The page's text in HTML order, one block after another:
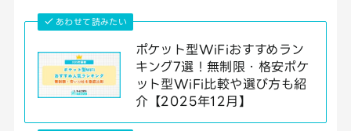
あわせて読みたい
ポケット型WiFiおすすめラン
キング7選！無制限・格安ポケ
ット型WiFi比較や選び方も紹
介【2025年12月】